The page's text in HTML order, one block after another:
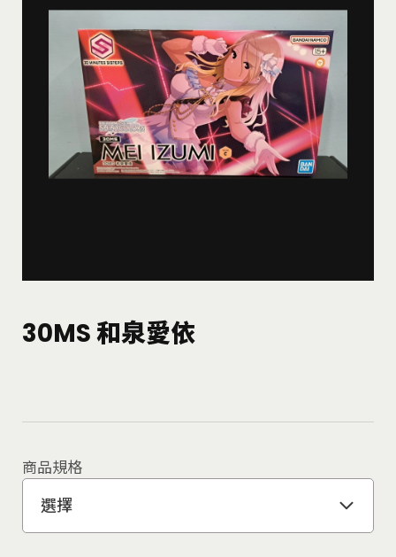
30MS 和泉愛依
商品規格
選擇